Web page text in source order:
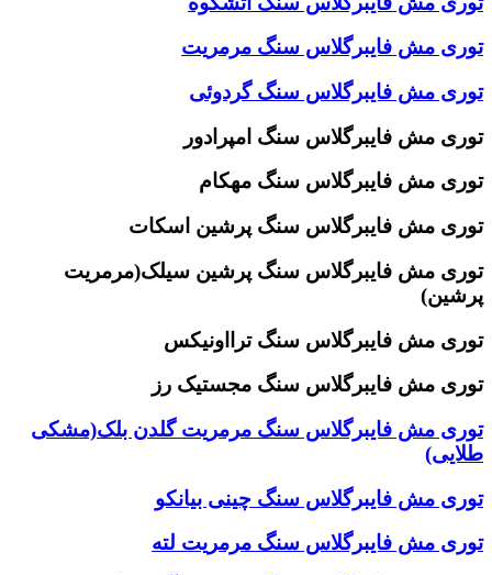
توری مش فایبرگلاس سنگ مرمریت
توری مش فایبرگلاس سنگ گردوئی
توری مش فایبرگلاس سنگ امپرادور
توری مش فایبرگلاس سنگ مهکام
توری مش فایبرگلاس سنگ پرشین اسکات
توری مش فایبرگلاس سنگ پرشین سیلک(مرمریت
پرشین)
توری مش فایبرگلاس سنگ ترااونیکس
توری مش فایبرگلاس سنگ مجستیک رز
توری مش فایبرگلاس سنگ مرمریت گلدن بلک(مشکی
طلایی)
توری مش فایبرگلاس سنگ چینی بیانکو
توری مش فایبرگلاس سنگ مرمریت لته